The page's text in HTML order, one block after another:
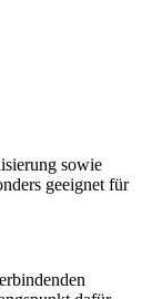
sowie
geeignet für